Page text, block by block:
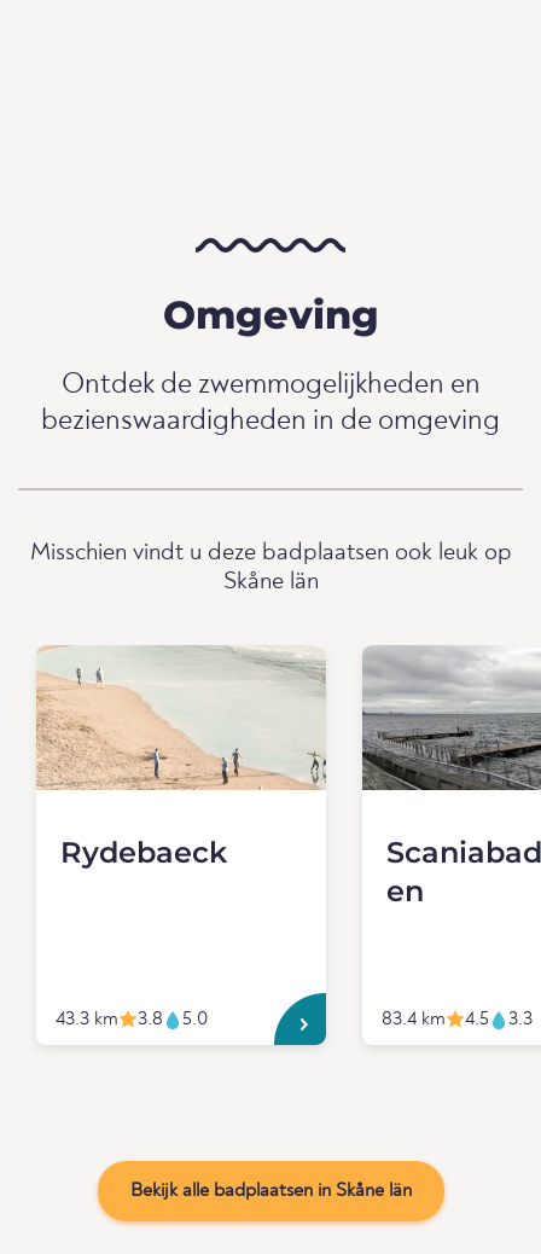
Omgeving
Ontdek de zwemmogelijkheden en
bezienswaardigheden in de omgeving
Misschien vindt u deze badplaatsen ook leuk op
Skåne län
Rydebaeck
43.3 km 3.8 5.0
en
83.4 km 4.5 3.3
Bekijk alle badplaatsen in Skåne län